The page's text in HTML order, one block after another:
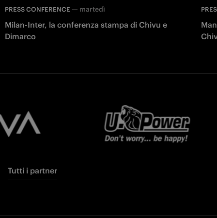
PRESS CONFERENCE — martedì
Milan-Inter, la conferenza stampa di Chivu e
Dimarco
Tutti i partner